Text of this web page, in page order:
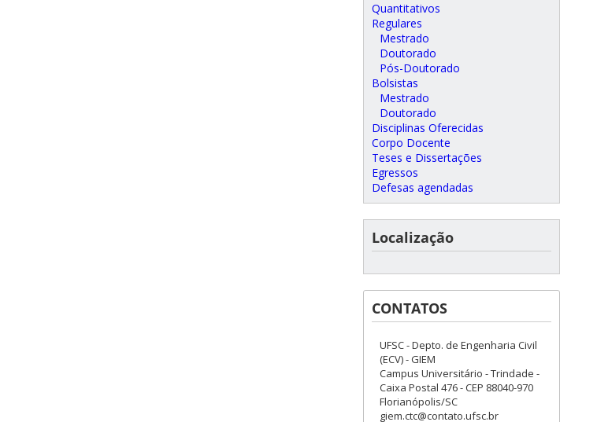
Quantitativos
Regulares
Mestrado
Doutorado
Pós-Doutorado
Bolsistas
Mestrado
Doutorado
Disciplinas Oferecidas
Corpo Docente
Teses e Dissertações
Egressos
Defesas agendadas
Localização
CONTATOS
UFSC - Depto. de Engenharia Civil
(ECV) - GIEM
Campus Universitário - Trindade -
Caixa Postal 476 - CEP 88040-970
Florianópolis/SC
giem.ctc@contato.ufsc.br